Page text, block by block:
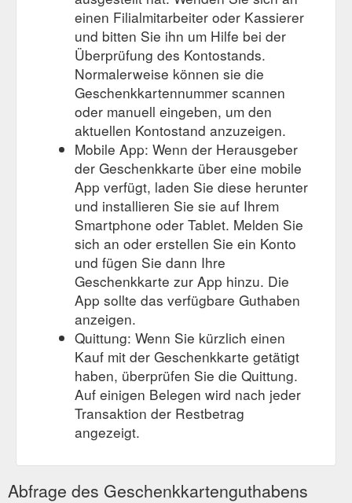
einen Filialmitarbeiter oder Kassierer
und bitten Sie ihn um Hilfe bei der
Überprüfung des Kontostands.
Normalerweise können sie die
Geschenkkartennummer scannen
oder manuell eingeben, um den
aktuellen Kontostand anzuzeigen.
Mobile App: Wenn der Herausgeber
der Geschenkkarte über eine mobile
App verfügt, laden Sie diese herunter
und installieren Sie sie auf Ihrem
Smartphone oder Tablet. Melden Sie
sich an oder erstellen Sie ein Konto
und fügen Sie dann Ihre
Geschenkkarte zur App hinzu. Die
App sollte das verfügbare Guthaben
anzeigen.
Quittung: Wenn Sie kürzlich einen
Kauf mit der Geschenkkarte getätigt
haben, überprüfen Sie die Quittung.
Auf einigen Belegen wird nach jeder
Transaktion der Restbetrag
angezeigt.
Abfrage des Geschenkkartenguthabens